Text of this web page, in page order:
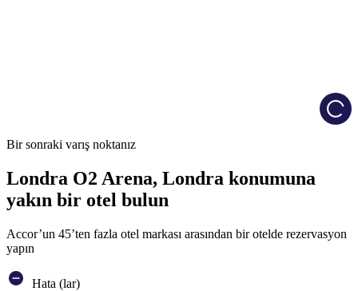
Bir sonraki varış noktanız
Londra O2 Arena, Londra konumuna
yakın bir otel bulun
Accor’un 45’ten fazla otel markası arasından bir otelde rezervasyon
yapın
Hata (lar)